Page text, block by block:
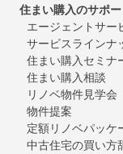
住まい購入のサポー
エージェントサー
サービスラインナ
住まい購入セミナ
住まい購入相談
リノベ物件見学会
物件提案
定額リノベパッケ
中古住宅の買い方